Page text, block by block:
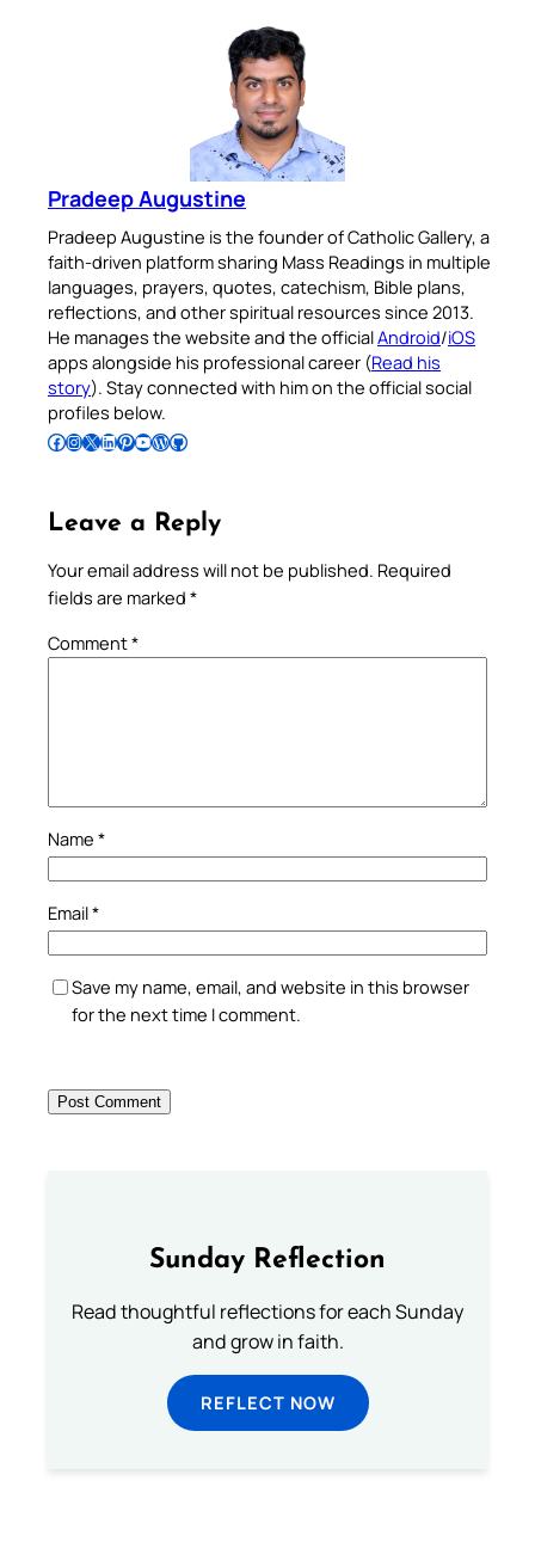
Pradeep Augustine
Pradeep Augustine is the founder of Catholic Gallery, a
faith-driven platform sharing Mass Readings in multiple
languages, prayers, quotes, catechism, Bible plans,
reflections, and other spiritual resources since 2013.
He manages the website and the officialAndroid/iOS
apps alongside his professional career (Read his
story). Stay connected with him on the official social
profiles below.
Follow Pradeep on Facebook Follow Pradeep on InstagramFollow Pradeep on X Follow Pradeep on LinkedIn Follow Pradeep on Pinterest Subscribe to Pradeep’s Youtube Channel Follow Pradeep on WordPress Follow Pradeep on GitHub
Leave a Reply
Your email address will not be published. Required
fields are marked *
Comment*
Name *
Email*
Save my name, email, and website in this browser
for the next time I comment.
Sunday Reflection
Read thoughtful reflections for each Sunday
and grow in faith.
REFLECT NOW